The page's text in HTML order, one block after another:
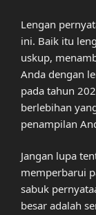
Lengan
ini. Baik itu
uskup,
Anda dengan
pada tahun
berlebihan
penampilan
Jangan lupa
memperbarui
sabuk
besar adalah